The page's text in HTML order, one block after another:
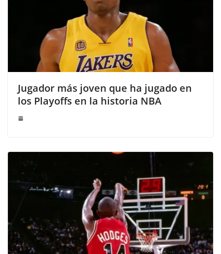
Jugador más joven que ha jugado en
los Playoffs en la historia NBA